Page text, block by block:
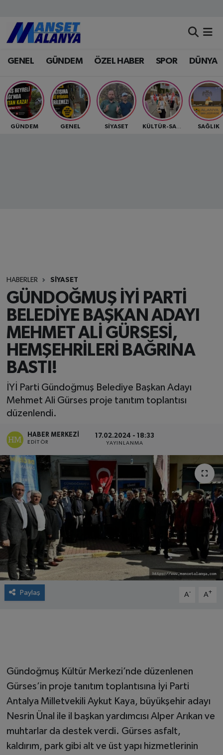
GENEL GÜNDEM ÖZEL HABER SPOR DÜNYA
GÜNDEM GENEL SİYASET KÜLTÜR-SANAT SAĞLIK
HABERLER SİYASET
GÜNDOĞMUŞ İYİ PARTİ
BELEDİYE BAŞKAN ADAYI
MEHMET ALİ GÜRSESİ,
HEMŞEHRİLERİ BAĞRINA
BASTI!
İYİ Parti Gündoğmuş Belediye Başkan Adayı
Mehmet Ali Gürses proje tanıtım toplantısı
düzenlendi.
HABER MERKEZI
EDITÖR
17.02.2024 - 18:33
YAYINLANMA
Paylaş A- A+
Gündoğmuş Kültür Merkezi’nde düzenlenen
Gürses’in proje tanıtım toplantısına İyi Parti
Antalya Milletvekili Aykut Kaya, büyükşehir adayı
Nesrin Ünal ile il başkan yardımcısı Alper Arıkan ve
muhtarlar da destek verdi. Gürses asfalt,
kaldırım, park gibi alt ve üst yapı hizmetlerinin
Antalya Nöbetçi Eczaneler
Antalya Hava Durumu
Antalya Namaz Vakitleri
Antalya Trafik Yoğunluk Haritası